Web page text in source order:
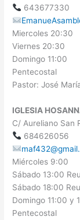
643677330
Miercoles 20:30
Viernes 20:30
Domingo 11:00
Pentecostal
Pastor: José
IGLESIA
C/ Aureliano San
684626056
Miércoles 9:00
Sábado 13:00
Sábado 18:00
Domingo 11:00 y
Pentecostal